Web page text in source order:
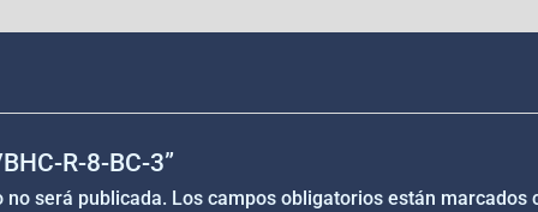
R-8-BC-3”
será publicada. Los campos obligatorios están marcados